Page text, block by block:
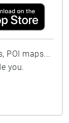
POI maps...
you.